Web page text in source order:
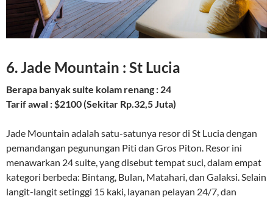
6. Jade Mountain : St Lucia
Berapa banyak suite kolam renang : 24
Tarif awal : $2100 (Sekitar Rp.32,5 Juta)
Jade Mountain adalah satu-satunya resor di St Lucia dengan
pemandangan pegunungan Piti dan Gros Piton. Resor ini
menawarkan 24 suite, yang disebut tempat suci, dalam empat
kategori berbeda: Bintang, Bulan, Matahari, dan Galaksi. Selain
langit-langit setinggi 15 kaki, layanan pelayan 24/7, dan